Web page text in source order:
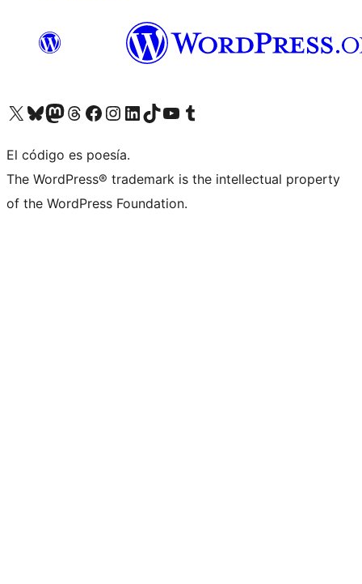
Visitá nuestra cuenta de X (anteriormente Twitter)
Visitá nuestra cuenta de Bluesky
Visitá nuestra cuenta de Mastodon
Visitá nuestra cuenta de Threads
Visitá nuestra página de Facebook
Visitá nuestra cuenta de Instagram
Visitá nuestra cuenta de LinkedIn
Visitá nuestra cuenta de TikTok
Visitá nuestro canal de YouTube
Visitá nuestra cuenta de Tumblr
El código es poesía.
The WordPress® trademark is the intellectual property
of the WordPress Foundation.